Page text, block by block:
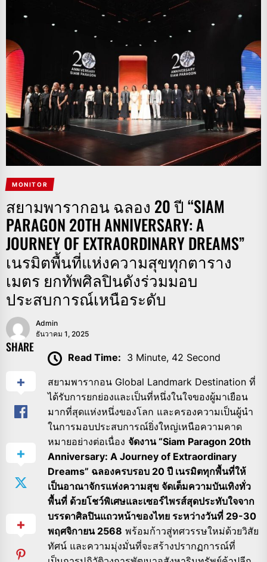
MONITOR
สยามพารากอน ฉลอง 20 ปี “SIAM
PARAGON 20TH ANNIVERSARY: A
JOURNEY OF EXTRAORDINARY DREAMS”
เนรมิตพื้นที่แห่งความสุขทุกตาราง
เมตร ยกทัพศิลปินดังร่วมมอบ
ประสบการณ์เหนือระดับ
Admin
ธันวาคม 1, 2025
SHARE
Read Time: 3 Minute, 42 Second
สยามพารากอน Global Landmark Destination ที่
ได้รับการยกย่องและเป็นที่หนึ่งในใจของผู้มาเยือน
มากที่สุดแห่งหนึ่งของโลก และครองความเป็นผู้นำ
ในการมอบประสบการณ์ยิ่งใหญ่เหนือความคาด
หมายอย่างต่อเนื่อง จัดงาน “Siam Paragon 20th
Anniversary: A Journey of Extraordinary
Dreams” ฉลองครบรอบ 20 ปี เนรมิตทุกพื้นที่ให้
เป็นอาณาจักรแห่งความสุข จัดเต็มความบันเทิงทั่ว
พื้นที่ ด้วยโชว์พิเศษและเซอร์ไพรส์สุดประทับใจจาก
บรรดาศิลปินแถวหน้าของไทย ระหว่างวันที่ 29-30
พฤศจิกายน 2568 พร้อมก้าวสู่ทศวรรษใหม่ด้วยวิสัย
ทัศน์ และความมุ่งมั่นที่จะสร้างปรากฏการณ์ที่